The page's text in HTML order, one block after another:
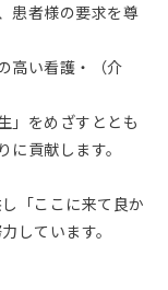
患者様の要求を尊
高い看護・（介
」をめざすととも
貢献します。
「ここに来て良か
しています。